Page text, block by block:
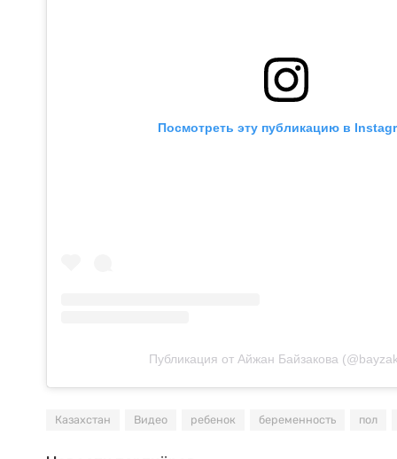
Посмотреть эту публикацию в
Публикация от Айжан Байзакова
Казахстан Видео ребенок беременность пол